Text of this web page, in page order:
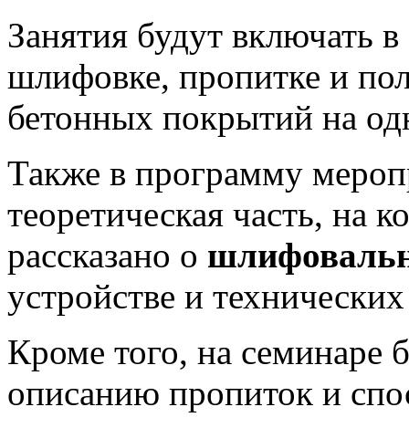
Занятия будут включать
шлифовке, пропитке и
бетонных покрытий на
Также в программу
теоретическая часть, на
рассказано о
устройстве и
Кроме того, на семинаре
описанию пропиток и